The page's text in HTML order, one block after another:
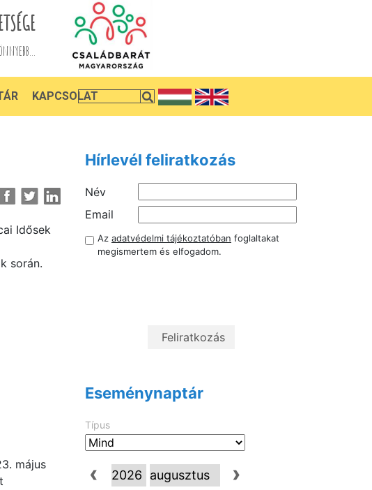
KAPCSOLAT
Idősek
során.
május
Hírlevél feliratkozás
Név
Email
Az adatvédelmi tájékoztatóban foglaltakat
megismertem és elfogadom.
Eseménynaptár
Típus